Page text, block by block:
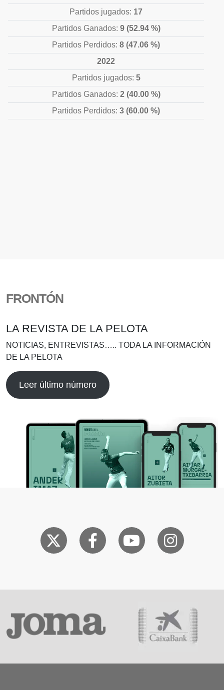
Partidos jugados: 17
Partidos Ganados: 9 (52.94 %)
Partidos Perdidos: 8 (47.06 %)
2022
Partidos jugados: 5
Partidos Ganados: 2 (40.00 %)
Partidos Perdidos: 3 (60.00 %)
FRONTÓN
LA REVISTA DE LA PELOTA
NOTICIAS, ENTREVISTAS….. TODA LA INFORMACIÓN
DE LA PELOTA
Leer último número